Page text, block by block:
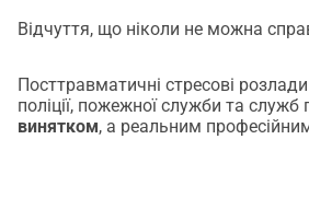
більше імен з'явилося в
своє життя за нас, не залишаться
не будуть замовчуватись, а
не закінчується з формою.Ті, хто
Відчуття, що ніколи не можна
Посттравматичні стресові
поліції, пожежної служби та служб
винятком, а реальним